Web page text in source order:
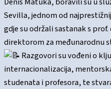
Sevilla, jednom od
gdje su održali sastanak s
direktorom za međunarodnu
Razgovori su vođeni o
internacionalizacija,
studenata i profesora, te